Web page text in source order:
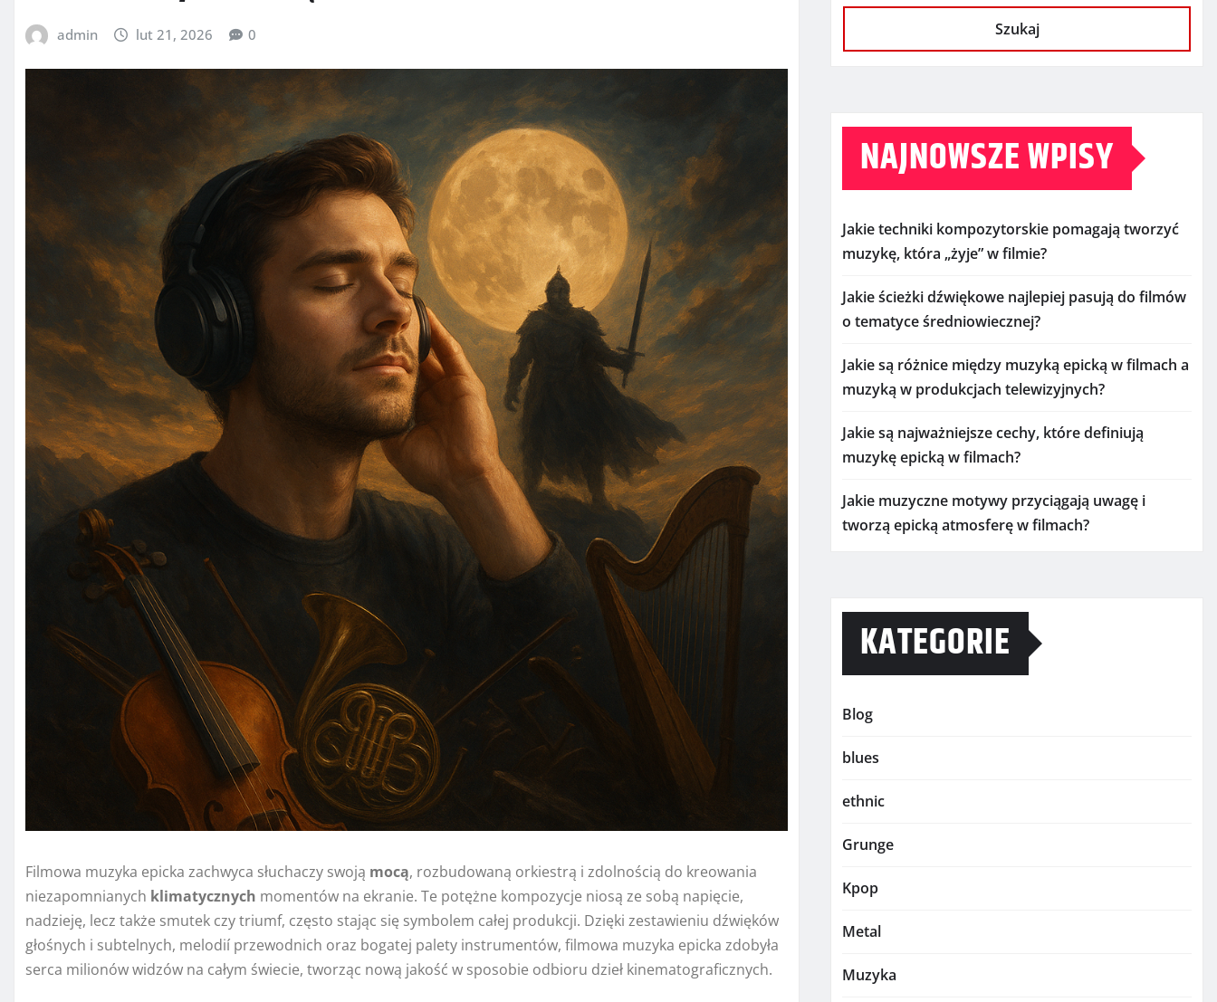
admin lut 21, 2026 0
Filmowa muzyka epicka zachwyca słuchaczy swoją mocą, rozbudowaną orkiestrą i zdolnością do kreowania
niezapomnianych klimatycznych momentów na ekranie. Te potężne kompozycje niosą ze sobą napięcie,
nadzieję, lecz także smutek czy triumf, często stając się symbolem całej produkcji. Dzięki zestawieniu dźwięków
głośnych i subtelnych, melodií przewodnich oraz bogatej palety instrumentów, filmowa muzyka epicka zdobyła
serca milionów widzów na całym świecie, tworząc nową jakość w sposobie odbioru dzieł kinematograficznych.
Szukaj
NAJNOWSZE WPISY
Jakie techniki kompozytorskie pomagają tworzyć
muzykę, która „żyje” w filmie?
Jakie ścieżki dźwiękowe najlepiej pasują do filmów
o tematyce średniowiecznej?
Jakie są różnice między muzyką epicką w filmach a
muzyką w produkcjach telewizyjnych?
Jakie są najważniejsze cechy, które definiują
muzykę epicką w filmach?
Jakie muzyczne motywy przyciągają uwagę i
tworzą epicką atmosferę w filmach?
KATEGORIE
Blog
blues
ethnic
Grunge
Kpop
Metal
Muzyka